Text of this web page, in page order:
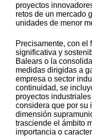
proyectos
retos de un mercado
unidades de menor
Precisamente, con el
significativa y
Balears o la
medidas dirigidas a
empresa o sector
continuidad, se
proyectos
considera que por su
dimensión
trasciende el ámbito
importancia o